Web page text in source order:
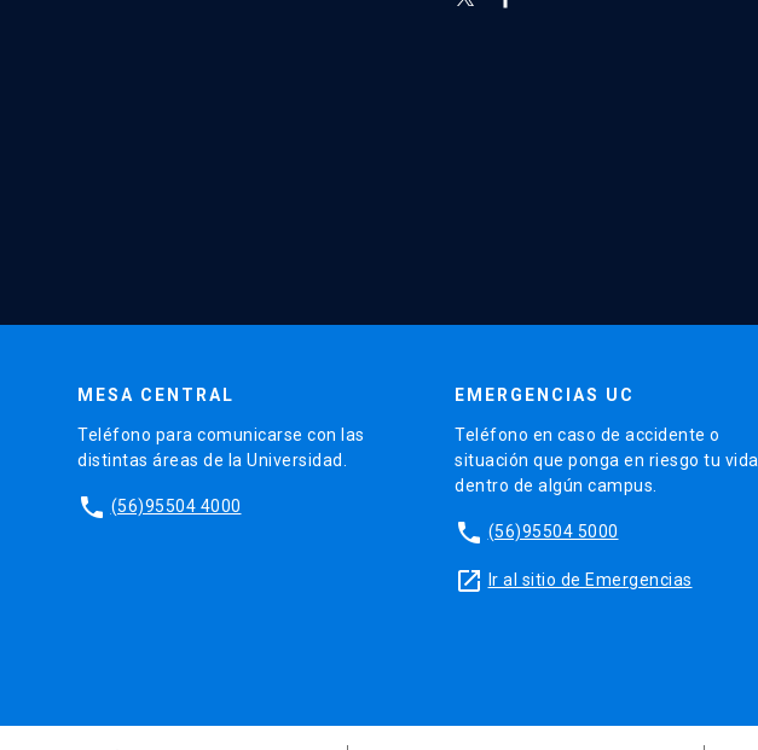
MESA CENTRAL
Teléfono para comunicarse con las
distintas áreas de la Universidad.
phone (56)95504 4000
EMERGENCIAS UC
Teléfono en caso de accidente o
situación que ponga en riesgo tu vida
dentro de algún campus.
phone (56)95504 5000
launch Ir al sitio de Emergencias